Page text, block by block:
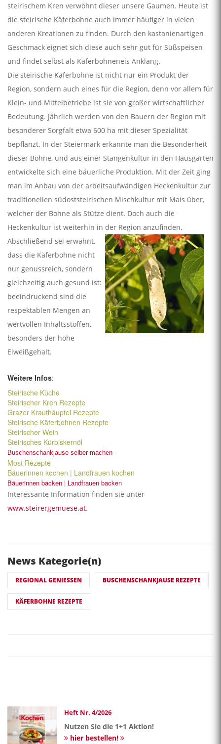
steirischem Kren verwöhnt dieser unsere Gaumen. Heute ist
die steirische Käferbohne auch immer häufiger in vielen
anderen Kreationen zu finden. Durch den kastanienartigen
Geschmack eignet sich diese auch sehr gut für Süßspeisen
und findet selbst als Käferbohneneis Anklang.
Die steirische Käferbohne ist nicht nur ein Produkt der
Region, sondern auch eines für die Region, denn vor allem für
Klein- und Mittelbetriebe ist sie von großer wirtschaftlicher
Bedeutung. Jährlich werden von den Bauern der Region mit
besonderer Sorgfalt etwa 600 ha mit dieser Spezialität
bepflanzt. In der Steiermark erkannte man die Besonderheit
dieser Bohne, und aus einer Stangenkultur in den Hausgärten
entwickelte sich eine bäuerliche Produktion. Mit der Zeit ging
man im Anbau von der arbeitsaufwändigen Heckenkultur zur
traditionellen südoststeirischen Mischkultur mit Mais über,
welcher der Bohne als Stütze dient. Doch auch die
Heckenkultur ist weiterhin in der Region anzufinden.
Abschließend sei erwähnt,
dass die Käferbohne nicht
nur genussreich, sondern
gleichzeitig auch gesund ist:
beeindruckend sind die
respektablen Mengen an
wertvollen Inhaltsstoffen,
besonders der hohe
Eiweißgehalt.
Weitere Infos:
Steirische Küche
Steirischer Kren Rezepte
Grazer Krauthäuptel Rezepte
Steirische Käferbohnen Rezepte
Steirischer Wein
Steirisches Kürbiskernöl
Buschenschankjause selber machen
Most Rezepte
Bäuerinnen kochen | Landfrauen kochen
Bäuerinnen backen | Landfrauen backen
Interessante Information finden sie unter
www.steirergemuese.at.
News Kategorie(n)
REGIONAL GENIESSEN BUSCHENSCHANKJAUSE REZEPTE
KÄFERBOHNE REZEPTE
Heft Nr. 4/2026
Nutzen Sie die 1+1 Aktion!
hier bestellen!